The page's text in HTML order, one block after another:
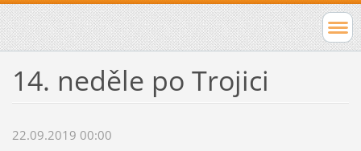
14. neděle po Trojici
22.09.2019 00:00